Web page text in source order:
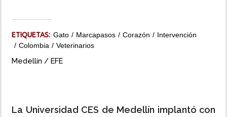
ETIQUETAS: Gato Marcapasos Corazón
Intervención
Colombia
Veterinarios
Medellín / EFE
La Universidad CES de Medellín implantó con